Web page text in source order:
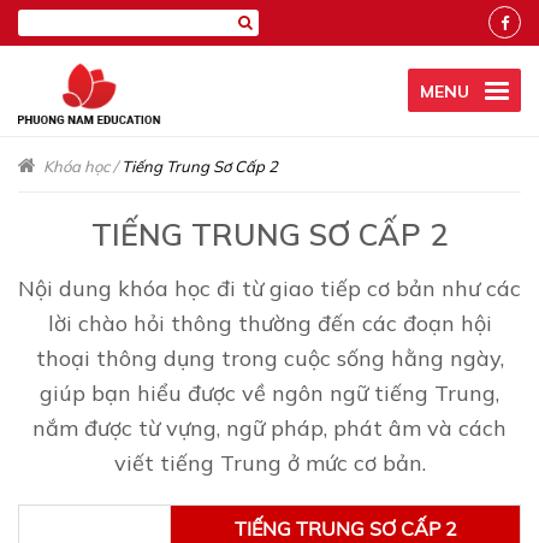
MENU
Khóa học/Tiếng Trung Sơ Cấp 2
TIẾNG TRUNG SƠ CẤP 2
Nội dung khóa học đi từ giao tiếp cơ bản như các
lời chào hỏi thông thường đến các đoạn hội
thoại thông dụng trong cuộc sống hằng ngày,
giúp bạn hiểu được về ngôn ngữ tiếng Trung,
nắm được từ vựng, ngữ pháp, phát âm và cách
viết tiếng Trung ở mức cơ bản.
TIẾNG TRUNG SƠ CẤP 2